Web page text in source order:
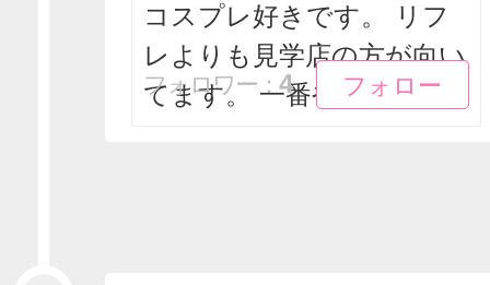
コスプレ好きです。 リフ
レよりも見学店の方が向い
てます。 一番やりた...
フォロー
フォロー
フォロワー： 4